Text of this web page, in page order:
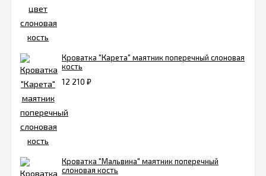
Кроватка "Карета" маятник поперечный слоновая
кость
12 210 ₽
Кроватка "Мальвина" маятник поперечный
слоновая кость